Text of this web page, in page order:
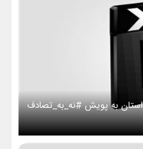
به پویش #نه_به_تصادف